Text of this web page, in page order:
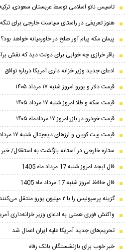
تاسیس ناتو اسلامی توسط عربستان سعودی، ترکیه
هنوز تعریفی در راستای سیاست خارجی برای
پیمان مکه پیام آور صلح در خاورمیانه خواهد بود؟
باقر خرازی چه خوابی برای دولت دید که نقش
ادعای جدید وزیر خزانه داری آمریکا درباره توافق
قیمت دلار و یورو امروز شنبه ۱۷ مرداد ۱۴۰۵
قیمت سکه و طلا امروز شنبه ۱۷ مرداد ۱۴۰۵
قیمت خودرو در بازر امروز ۱۷ مردادماه ۱۴۰۵
قیمت بیت کوین و ارز‌های دیجیتال شنبه ۱۷ مرداد ۱۴۰۵
ستاره خارجی در آستانه بازگشت به استقلال/
فال ابجد امروز شنبه 17 مرداد ماه 1405
فال حافظ امروز شنبه 17 مرداد ماه 1405
گزینه پرسپولیس را با ۲ میلیون یورو منتقل می‌کنند
واکنش فوری همتی به ادعای وزیر خزانه‌داری
تحریم‌های جدید آمریکا علیه ایران اعمال شد
خبر خوب برای بازنشستگان بانک رفاه